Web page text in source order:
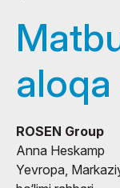
aloqa
ROSEN Group
Anna Heskamp
Yevropa,